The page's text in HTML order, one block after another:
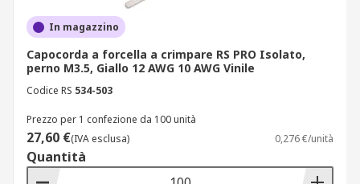
In magazzino
Capocorda a forcella a crimpare RS PRO Isolato,
perno M3.5, Giallo 12 AWG 10 AWG Vinile
Codice RS 534-503
Prezzo per 1 confezione da 100 unità
27,60 €(IVA esclusa) 0,276 €/unità
Quantità